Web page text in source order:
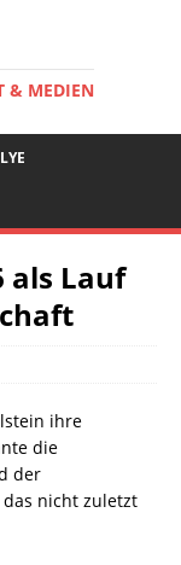
& MEDIEN
als Lauf
ihre
die
der
nicht zuletzt